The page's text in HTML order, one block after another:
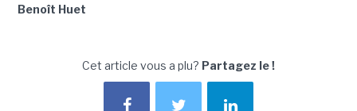
Benoît Huet
Cet article vous a plu? Partagez le !